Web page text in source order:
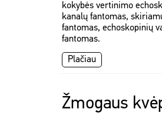
kokybės vertinimo
kanalų fantomas,
fantomas, echoskopinių
fantomas.
Plačiau
Žmogaus